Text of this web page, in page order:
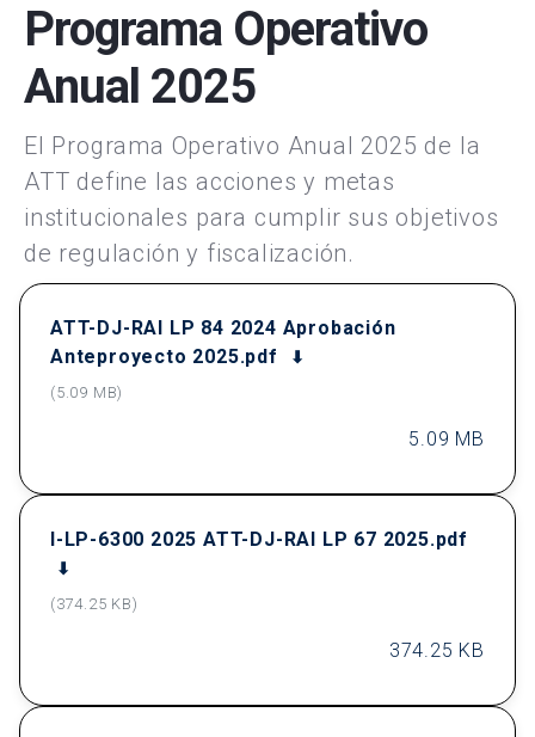
Programa Operativo
Anual 2025
El Programa Operativo Anual 2025 de la
ATT define las acciones y metas
institucionales para cumplir sus objetivos
de regulación y fiscalización.
ATT-DJ-RAI LP 84 2024 Aprobación
Anteproyecto 2025.pdf
(5.09 MB)
5.09 MB
I-LP-6300 2025 ATT-DJ-RAI LP 67 2025.pdf
(374.25 KB)
374.25 KB